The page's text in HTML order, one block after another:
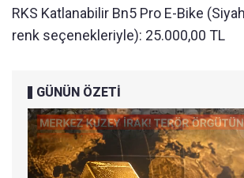
RKS Katlanabilir Bn5 Pro E-Bike
renk seçenekleriyle): 25.000,00 TL
GÜNÜN ÖZETİ